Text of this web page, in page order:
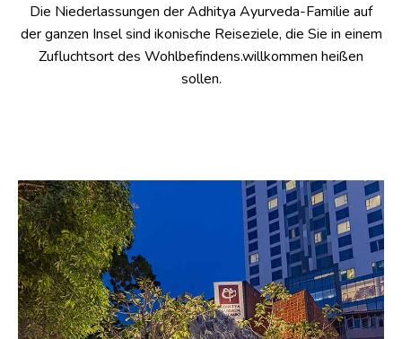
Die Niederlassungen der Adhitya Ayurveda-Familie auf
der ganzen Insel sind ikonische Reiseziele, die Sie in einem
Zufluchtsort des Wohlbefindens.willkommen heißen
sollen.